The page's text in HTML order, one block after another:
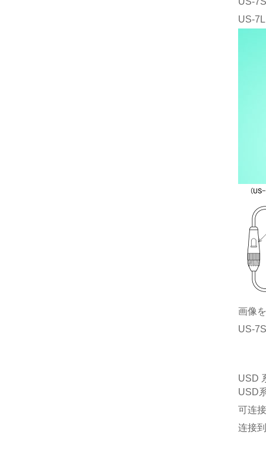
US-7L
画像
US-
USD
USD
可连
连接